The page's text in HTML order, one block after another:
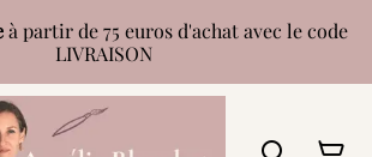
à partir de 75 euros d'achat avec le code
LIVRAISON